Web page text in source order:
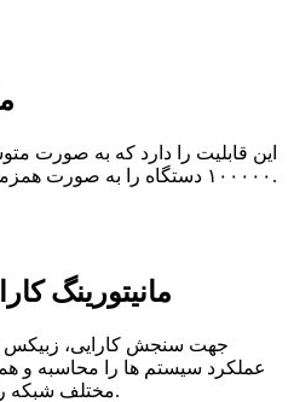
۱۰۰۰۰۰ دستگاه را به صورت همزمان روی یک سرور مانیتور نماید.
مانیتورینگ
جهت سنجش کارایی، زبیکس
عملکرد سیستم ها را محاسبه و
مختلف شبکه را به صورت بلادرنگ مانیتور کند.